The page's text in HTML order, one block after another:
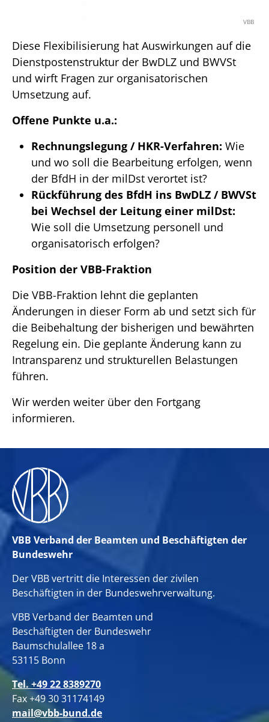
VBB
Diese Flexibilisierung hat Auswirkungen auf die
Dienstpostenstruktur der BwDLZ und BWVSt
und wirft Fragen zur organisatorischen
Umsetzung auf.
Offene Punkte u.a.:
Rechnungslegung / HKR-Verfahren: Wie
und wo soll die Bearbeitung erfolgen, wenn
der BfdH in der milDst verortet ist?
Rückführung des BfdH ins BwDLZ / BWVSt
bei Wechsel der Leitung einer milDst:
Wie soll die Umsetzung personell und
organisatorisch erfolgen?
Position der VBB-Fraktion
Die VBB-Fraktion lehnt die geplanten
Änderungen in dieser Form ab und setzt sich für
die Beibehaltung der bisherigen und bewährten
Regelung ein. Die geplante Änderung kann zu
Intransparenz und strukturellen Belastungen
führen.
Wir werden weiter über den Fortgang
informieren.
VBB Verband der Beamten und Beschäftigten der
Bundeswehr
Der VBB vertritt die Interessen der zivilen
Beschäftigten in der Bundeswehrverwaltung.
VBB Verband der Beamten und
Beschäftigten der Bundeswehr
Baumschulallee 18 a
53115 Bonn
Tel. +49 22 8389270
Fax +49 30 31174149
mail@vbb-bund.de